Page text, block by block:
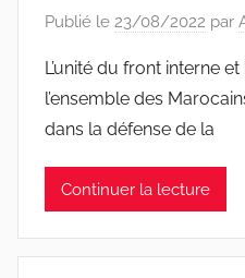
Publié le 23/08/2022 par
L’unité du front interne
l’ensemble des
dans la défense de la
Continuer la lecture